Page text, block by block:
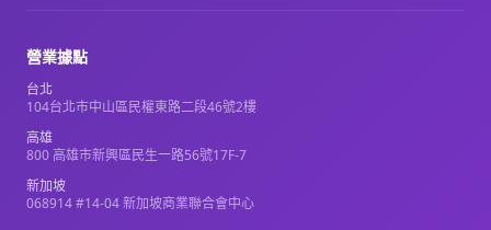
營業據點
台北
104台北市中山區民權東路二段46號2樓
高雄
800 高雄市新興區民生一路56號17F-7
新加坡
068914 #14-04 新加坡商業聯合會中心